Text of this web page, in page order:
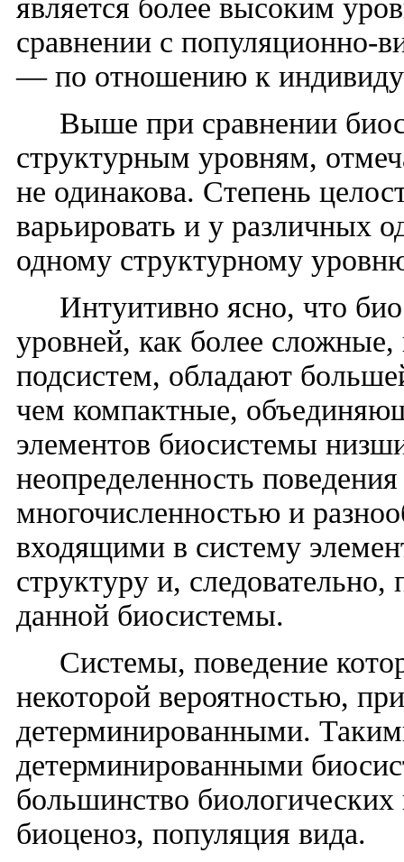
является более высоким
сравнении с популяционно-
— по отношению к
Выше при сравнении
структурным уровням,
не одинакова. Степень
варьировать и у различных
одному структурному
Интуитивно ясно, что
уровней, как более
подсистем, обладают
чем компактные,
элементов биосистемы
неопределенность
многочисленностью и
входящими в систему
структуру и,
данной биосистемы.
Системы, поведение
некоторой вероятностью,
детерминированными.
детерминированными
большинство
биоценоз, популяция вида.